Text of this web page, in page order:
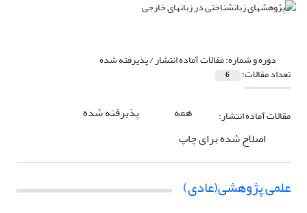
دوره و شماره:مقالات آماده انتشار / پذیرفته شده
تعداد مقالات: 6
مقالات آماده انتشار: همه
پذیرفته شده
اصلاح شده برای چاپ
علمی پژوهشی(عادی)